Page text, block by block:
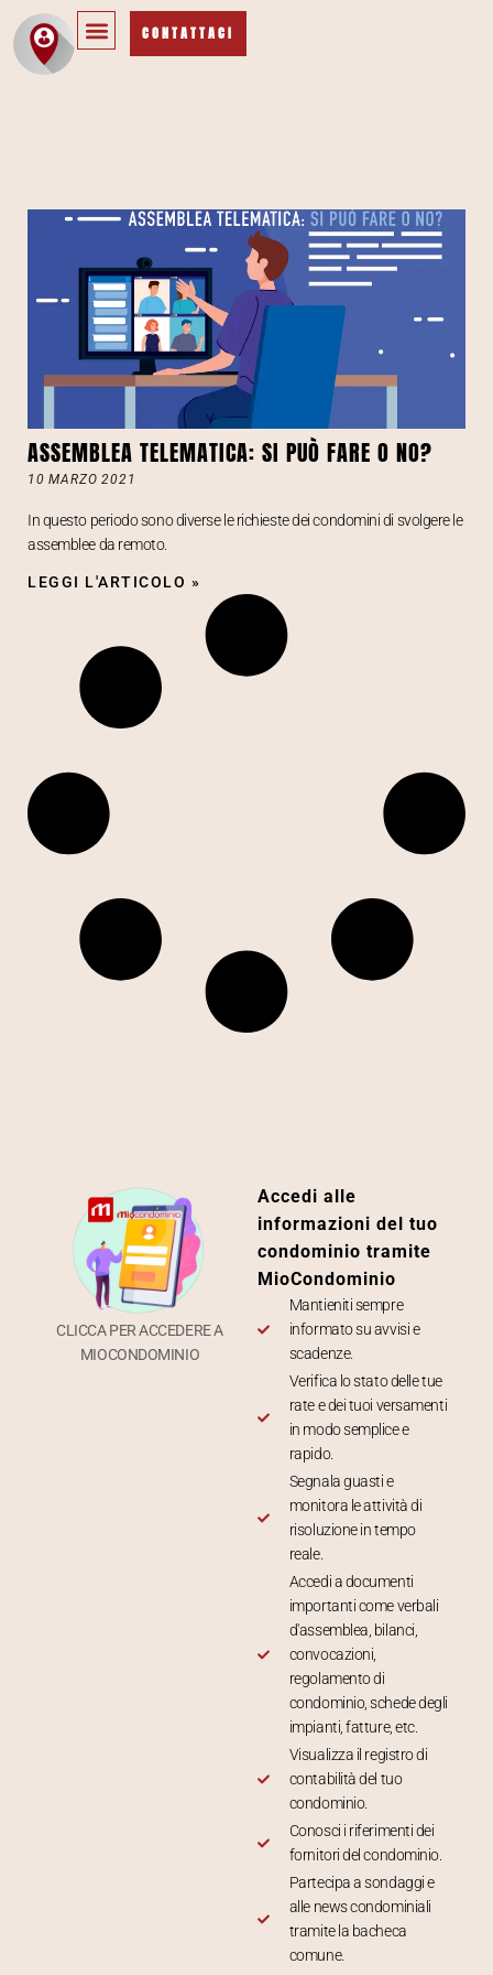
CONTATTACI
ASSEMBLEA TELEMATICA: SI PUÒ FARE O NO?
10 MARZO 2021
In questo periodo sono diverse le richieste dei condomini di svolgere le
assemblee da remoto.
LEGGI L'ARTICOLO »
CLICCA PER ACCEDERE A
MIOCONDOMINIO
Accedi alle
informazioni del tuo
condominio tramite
MioCondominio
Mantieniti sempre
informato su avvisi e
scadenze.
Verifica lo stato delle tue
rate e dei tuoi versamenti
in modo semplice e
rapido.
Segnala guasti e
monitora le attività di
risoluzione in tempo
reale.
Accedi a documenti
importanti come verbali
d'assemblea, bilanci,
convocazioni,
regolamento di
condominio, schede degli
impianti, fatture, etc.
Visualizza il registro di
contabilità del tuo
condominio.
Conosci i riferimenti dei
fornitori del condominio.
Partecipa a sondaggi e
alle news condominiali
tramite la bacheca
comune.